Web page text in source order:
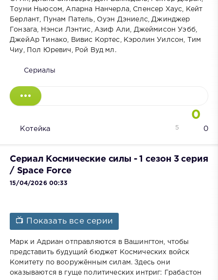
Тоуни Ньюсом, Апарна Нанчерла, Спенсер Хаус, Кейт
Берлант, Пунам Патель, Оуэн Дэниелс, Джинджер
Гонзага, Нэнси Лэнтис, Азиф Али, Джеймисон Уэбб,
ДжейАр Тинако, Вивис Кортес, Кэролин Уилсон, Тим
Чиу, Пол Юревич, Рой Вуд мл.
Сериалы
0
Котейка 0
5
Сериал Космические силы - 1 сезон 3 серия
/ Space Force
15/04/2026 00:33
📺 Показать все серии
Марк и Адриан отправляются в Вашингтон, чтобы
представить будущий бюджет Космических войск
Комитету по вооружённым силам. Здесь они
оказываются в гуще политических интриг: Грабастон